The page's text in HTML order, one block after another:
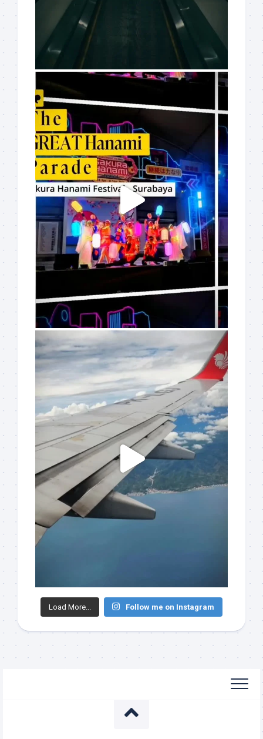
Load More... Follow me on Instagram